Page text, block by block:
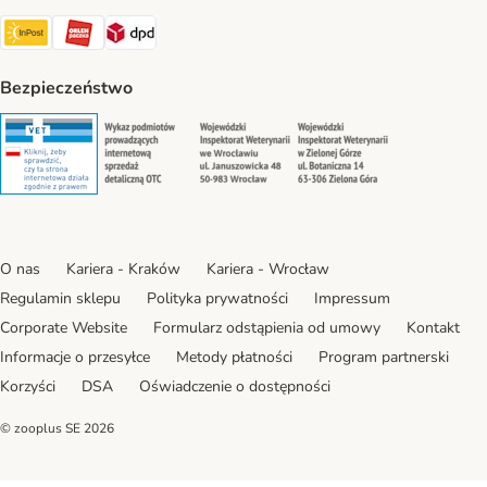
Paczkomat® Shipping Method
ORLEN Paczka Shipping Method
DPD Shipping Method
Bezpieczeństwo
Security Security Security
O nas Kariera - Kraków
Kariera - Wrocław
Regulamin sklepu
Polityka prywatności
Impressum
Corporate Website
Formularz odstąpienia od umowy
Kontakt
Informacje o przesyłce
Metody płatności
Program partnerski
Korzyści
DSA Oświadczenie o dostępności
© zooplus SE 2026